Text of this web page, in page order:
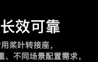
效可靠
桨叶转接座，
不同场景配置需求，